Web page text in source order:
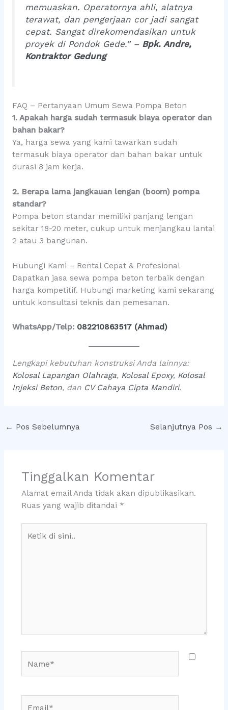
memuaskan. Operatornya ahli, alatnya
terawat, dan pengerjaan cor jadi sangat
cepat. Sangat direkomendasikan untuk
proyek di Pondok Gede.” – Bpk. Andre,
Kontraktor Gedung
FAQ – Pertanyaan Umum Sewa Pompa Beton
1. Apakah harga sudah termasuk biaya operator dan
bahan bakar?
Ya, harga sewa yang kami tawarkan sudah
termasuk biaya operator dan bahan bakar untuk
durasi 8 jam kerja.
2. Berapa lama jangkauan lengan (boom) pompa
standar?
Pompa beton standar memiliki panjang lengan
sekitar 18-20 meter, cukup untuk menjangkau lantai
2 atau 3 bangunan.
Hubungi Kami – Rental Cepat & Profesional
Dapatkan jasa sewa pompa beton terbaik dengan
harga kompetitif. Hubungi marketing kami sekarang
untuk konsultasi teknis dan pemesanan.
WhatsApp/Telp: 082210863517 (Ahmad)
Lengkapi kebutuhan konstruksi Anda lainnya:
Kolosal Lapangan Olahraga, Kolosal Epoxy, Kolosal
Injeksi Beton, dan CV Cahaya Cipta Mandiri.
← Pos Sebelumnya Selanjutnya Pos →
Tinggalkan Komentar
Alamat email Anda tidak akan dipublikasikan.
Ruas yang wajib ditandai *